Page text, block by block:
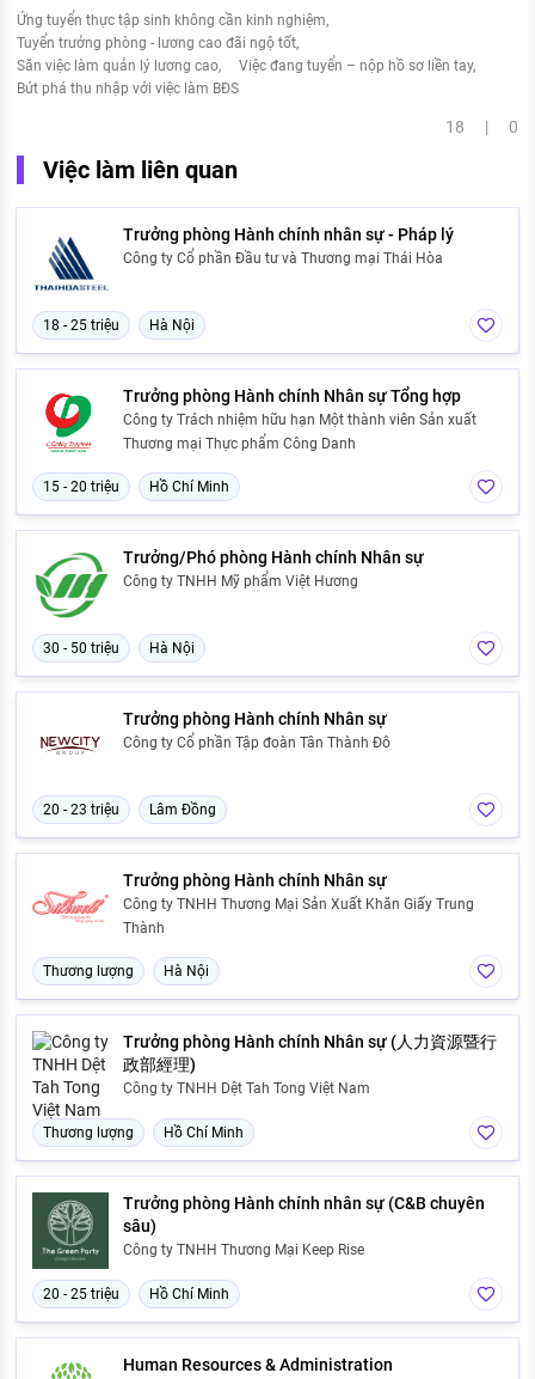
Ứng tuyển thực tập sinh không cần kinh nghiệm
Tuyển trưởng phòng - lương cao đãi ngộ tốt
Săn việc làm quản lý lương cao
Việc đang tuyển – nộp hồ sơ liền tay
Bứt phá thu nhập với việc làm BĐS
18 | 0
Việc làm liên quan
Trưởng phòng Hành chính nhân sự - Pháp lý
Công ty Cổ phần Đầu tư và Thương mại Thái Hòa
18 - 25 triệu Hà Nội
Trưởng phòng Hành chính Nhân sự Tổng hợp
Công ty Trách nhiệm hữu hạn Một thành viên Sản xuất
Thương mại Thực phẩm Công Danh
15 - 20 triệu Hồ Chí Minh
Trưởng/Phó phòng Hành chính Nhân sự
Công ty TNHH Mỹ phẩm Việt Hương
30 - 50 triệu Hà Nội
Trưởng phòng Hành chính Nhân sự
Công ty Cổ phần Tập đoàn Tân Thành Đô
20 - 23 triệu Lâm Đồng
Trưởng phòng Hành chính Nhân sự
Công ty TNHH Thương Mại Sản Xuất Khăn Giấy Trung
Thành
Thương lượng Hà Nội
Trưởng phòng Hành chính Nhân sự (人力資源暨行
政部經理)
Công ty TNHH Dệt Tah Tong Việt Nam
Thương lượng Hồ Chí Minh
Trưởng phòng Hành chính nhân sự (C&B chuyên
sâu)
Công ty TNHH Thương Mại Keep Rise
20 - 25 triệu Hồ Chí Minh
Human Resources & Administration